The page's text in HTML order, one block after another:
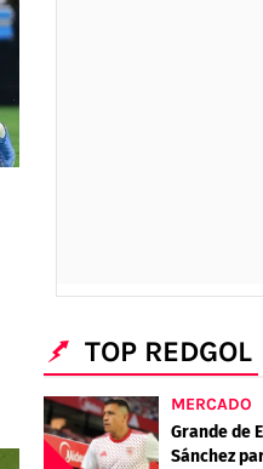
TOP REDGOL
MERCADO
Grande de
Sánchez